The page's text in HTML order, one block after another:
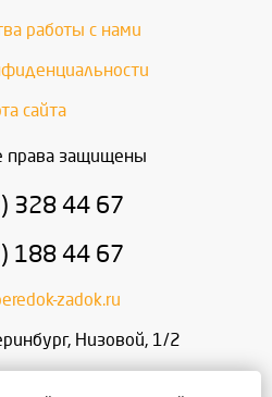
работы с нами
сайта
права защищены
328 44 67
188 44 67
zadok.ru
, Низовой, 1/2